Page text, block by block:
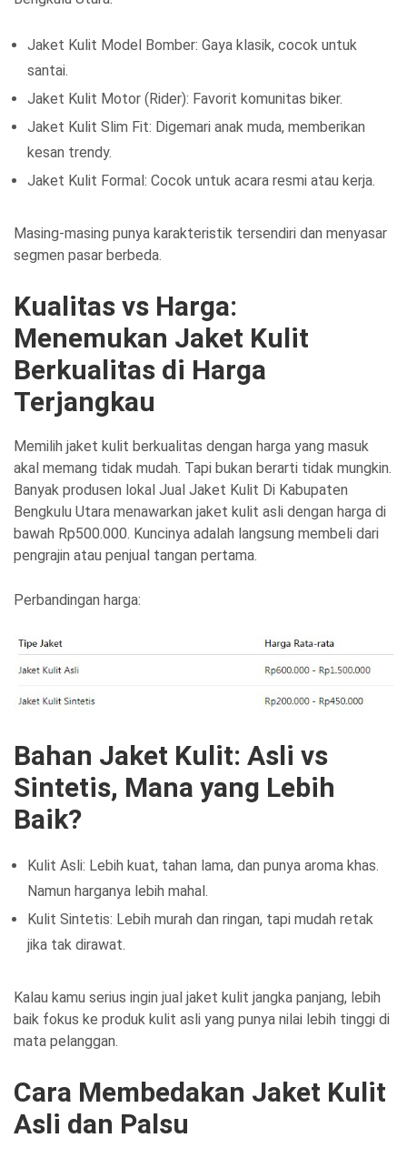
Jaket Kulit Model Bomber: Gaya klasik, cocok untuk
santai.
Jaket Kulit Motor (Rider): Favorit komunitas biker.
Jaket Kulit Slim Fit: Digemari anak muda, memberikan
kesan trendy.
Jaket Kulit Formal: Cocok untuk acara resmi atau kerja.
Masing-masing punya karakteristik tersendiri dan menyasar
segmen pasar berbeda.
Kualitas vs Harga:
Menemukan Jaket Kulit
Berkualitas di Harga
Terjangkau
Memilih jaket kulit berkualitas dengan harga yang masuk
akal memang tidak mudah. Tapi bukan berarti tidak mungkin.
Banyak produsen lokal Jual Jaket Kulit Di Kabupaten
Bengkulu Utara menawarkan jaket kulit asli dengan harga di
bawah Rp500.000. Kuncinya adalah langsung membeli dari
pengrajin atau penjual tangan pertama.
Perbandingan harga:
Bahan Jaket Kulit: Asli vs
Sintetis, Mana yang Lebih
Baik?
Kulit Asli: Lebih kuat, tahan lama, dan punya aroma khas.
Namun harganya lebih mahal.
Kulit Sintetis: Lebih murah dan ringan, tapi mudah retak
jika tak dirawat.
Kalau kamu serius ingin jual jaket kulit jangka panjang, lebih
baik fokus ke produk kulit asli yang punya nilai lebih tinggi di
mata pelanggan.
Cara Membedakan Jaket Kulit
Asli dan Palsu